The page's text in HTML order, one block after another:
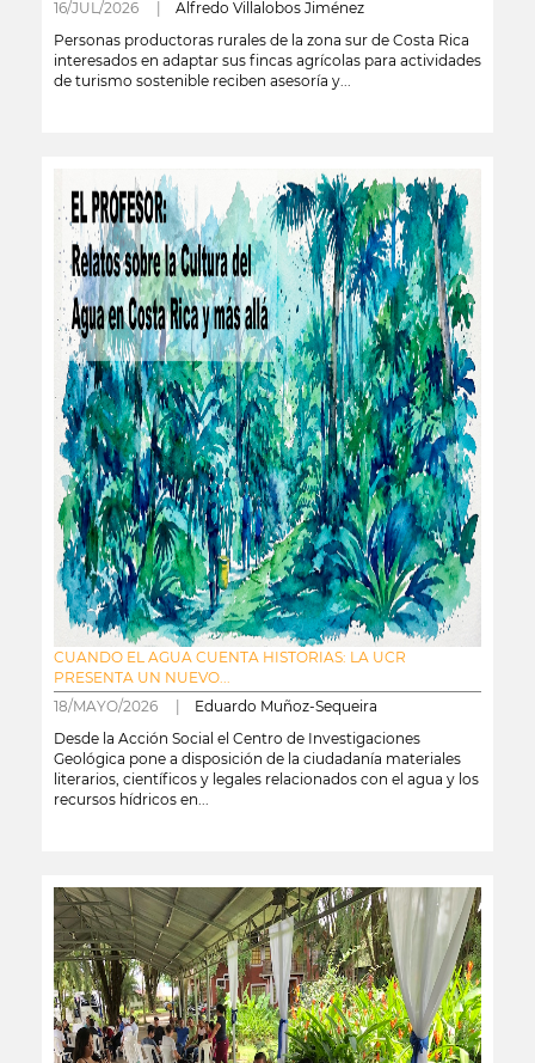
16/JUL/2026 | Alfredo Villalobos Jiménez
Personas productoras rurales de la zona sur de Costa Rica
interesados en adaptar sus fincas agrícolas para actividades
de turismo sostenible reciben asesoría y...
CUANDO EL AGUA CUENTA HISTORIAS: LA UCR
PRESENTA UN NUEVO...
18/MAYO/2026 | Eduardo Muñoz-Sequeira
Desde la Acción Social el Centro de Investigaciones
Geológica pone a disposición de la ciudadanía materiales
literarios, científicos y legales relacionados con el agua y los
recursos hídricos en...